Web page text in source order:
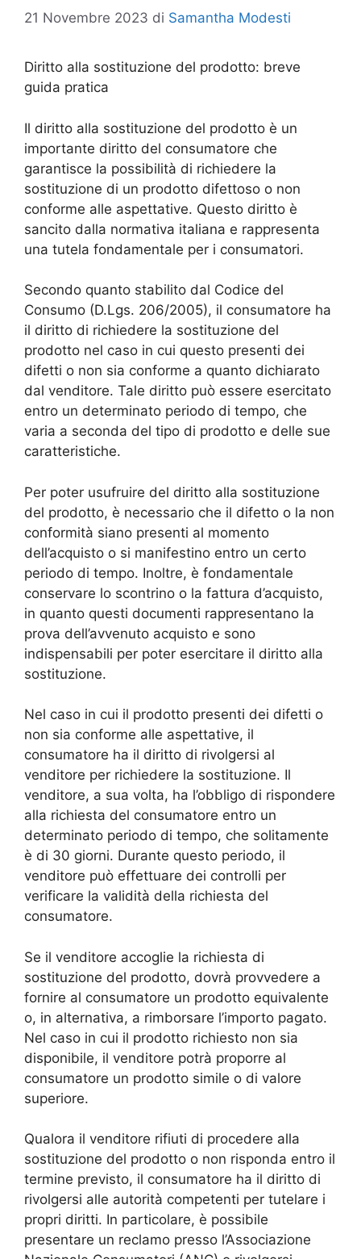
21 Novembre 2023 di Samantha Modesti
Diritto alla sostituzione del prodotto: breve
guida pratica
Il diritto alla sostituzione del prodotto è un
importante diritto del consumatore che
garantisce la possibilità di richiedere la
sostituzione di un prodotto difettoso o non
conforme alle aspettative. Questo diritto è
sancito dalla normativa italiana e rappresenta
una tutela fondamentale per i consumatori.
Secondo quanto stabilito dal Codice del
Consumo (D.Lgs. 206/2005), il consumatore ha
il diritto di richiedere la sostituzione del
prodotto nel caso in cui questo presenti dei
difetti o non sia conforme a quanto dichiarato
dal venditore. Tale diritto può essere esercitato
entro un determinato periodo di tempo, che
varia a seconda del tipo di prodotto e delle sue
caratteristiche.
Per poter usufruire del diritto alla sostituzione
del prodotto, è necessario che il difetto o la non
conformità siano presenti al momento
dell’acquisto o si manifestino entro un certo
periodo di tempo. Inoltre, è fondamentale
conservare lo scontrino o la fattura d’acquisto,
in quanto questi documenti rappresentano la
prova dell’avvenuto acquisto e sono
indispensabili per poter esercitare il diritto alla
sostituzione.
Nel caso in cui il prodotto presenti dei difetti o
non sia conforme alle aspettative, il
consumatore ha il diritto di rivolgersi al
venditore per richiedere la sostituzione. Il
venditore, a sua volta, ha l’obbligo di rispondere
alla richiesta del consumatore entro un
determinato periodo di tempo, che solitamente
è di 30 giorni. Durante questo periodo, il
venditore può effettuare dei controlli per
verificare la validità della richiesta del
consumatore.
Se il venditore accoglie la richiesta di
sostituzione del prodotto, dovrà provvedere a
fornire al consumatore un prodotto equivalente
o, in alternativa, a rimborsare l’importo pagato.
Nel caso in cui il prodotto richiesto non sia
disponibile, il venditore potrà proporre al
consumatore un prodotto simile o di valore
superiore.
Qualora il venditore rifiuti di procedere alla
sostituzione del prodotto o non risponda entro il
termine previsto, il consumatore ha il diritto di
rivolgersi alle autorità competenti per tutelare i
propri diritti. In particolare, è possibile
presentare un reclamo presso l’Associazione